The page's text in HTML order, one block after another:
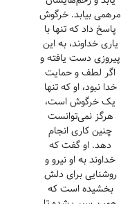
مرهمی بیابد. خرگوش
پاسخ داد که تنها با
یاری خداوند، به این
پیروزی دست یافته و
اگر لطف و حمایت
خدا نبود، او که تنها
یک خرگوش است،
هرگز نمی‌توانست
چنین کاری انجام
دهد. او گفت که
خداوند به او نیرو و
روشنایی برای دلش
بخشیده است که